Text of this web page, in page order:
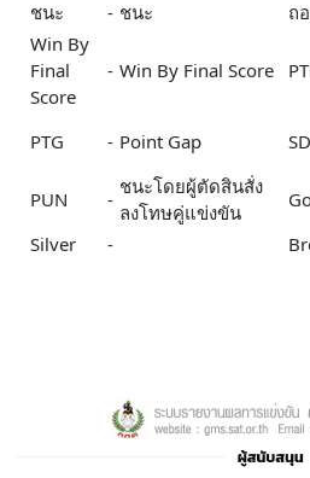
ชนะ
- ชนะ ถ
Win By
Final
Score
- Win By Final Score
PTG - Point Gap
PUN
-
ชนะโดยผู้ตัดสินสั่ง
ลงโทษคู่แข่งขัน
Silver
-